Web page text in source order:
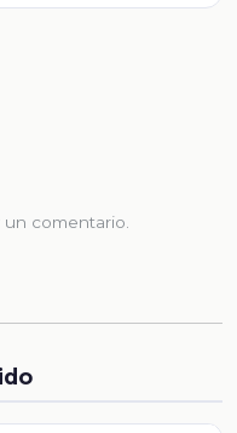
un comentario.